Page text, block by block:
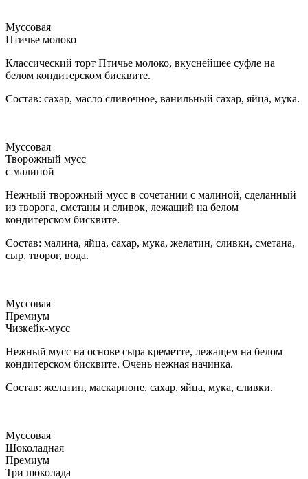
Муссовая
Птичье молоко
Классический торт Птичье молоко, вкуснейшее суфле на
белом кондитерском бисквите.
Состав: сахар, масло сливочное, ванильный сахар, яйца, мука.
Муссовая
Творожный мусс
с малиной
Нежный творожный мусс в сочетании с малиной, сделанный
из творога, сметаны и сливок, лежащий на белом
кондитерском бисквите.
Состав: малина, яйца, сахар, мука, желатин, сливки, сметана,
сыр, творог, вода.
Муссовая
Премиум
Чизкейк-мусс
Нежный мусс на основе сыра креметте, лежащем на белом
кондитерском бисквите. Очень нежная начинка.
Состав: желатин, маскарпоне, сахар, яйца, мука, сливки.
Муссовая
Шоколадная
Премиум
Три шоколада